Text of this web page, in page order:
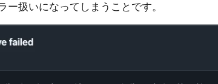
ー扱いになってしまうことです。